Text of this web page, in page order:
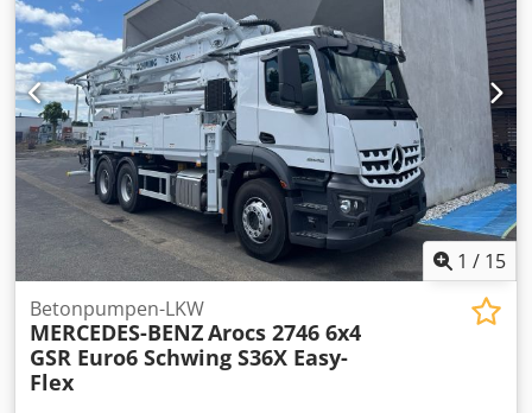
1 / 15
Betonpumpen-LKW
MERCEDES-BENZArocs 2746 6x4
GSR Euro6 Schwing S36X Easy-
Flex